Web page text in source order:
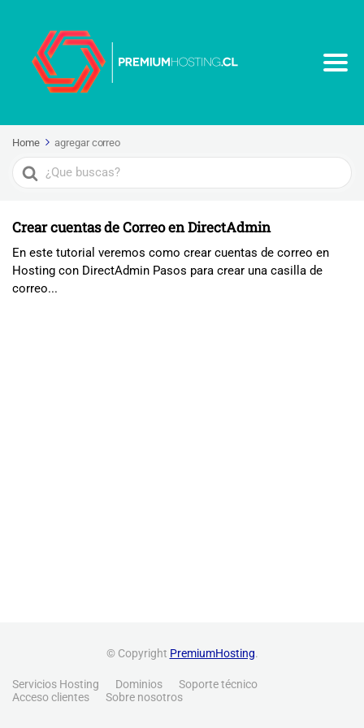
Home agregar correo
Search
For
Crear cuentas de Correo en DirectAdmin
En este tutorial veremos como crear cuentas de correo en
Hosting con DirectAdmin Pasos para crear una casilla de
correo...
© Copyright PremiumHosting.
Servicios Hosting Dominios
Soporte técnico
Acceso clientes
Sobre nosotros